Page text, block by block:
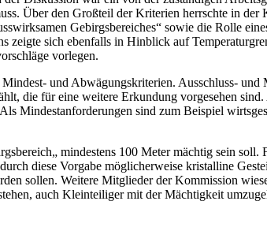
Über den Großteil der Kriterien herrschte in
Gebirgsbereiches“ sowie die Rolle
zeigte sich ebenfalls in Hinblick auf
vorlegen.
und Abwägungskriterien. Ausschluss- und
die für eine weitere Erkundung vorgesehen
Mindestanforderungen sind zum Beispiel
mindestens 100 Meter mächtig sein
diese Vorgabe möglicherweise kristalline
sollen. Weitere Mitglieder der Kommission
auch Kleinteiliger mit der Mächtigkeit